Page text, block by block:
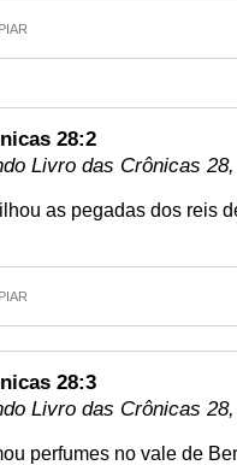
28:2
Livro das Crônicas
as pegadas dos reis
28:3
Livro das Crônicas
perfumes no vale de